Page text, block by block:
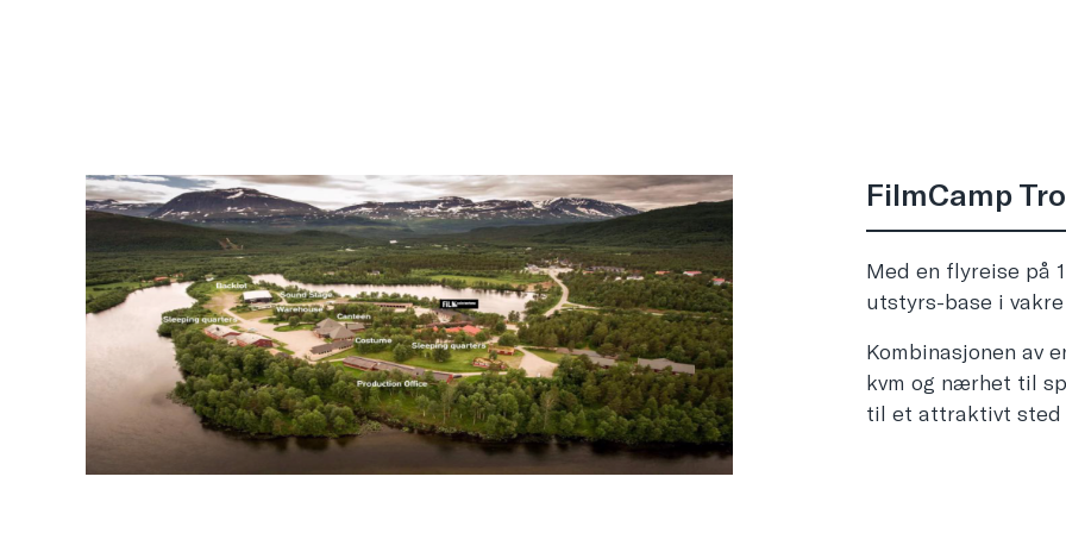
FilmCamp
Med en flyreise på
utstyrs-base i vakre
Kombinasjonen av
kvm og nærhet til
til et attraktivt sted